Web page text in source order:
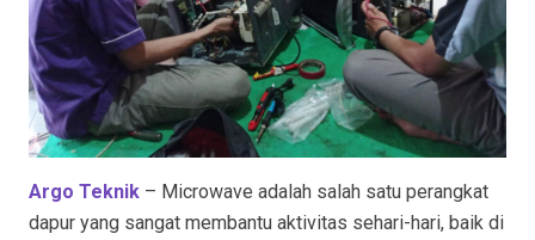
Argo Teknik – Microwave adalah salah satu perangkat
dapur yang sangat membantu aktivitas sehari-hari, baik di